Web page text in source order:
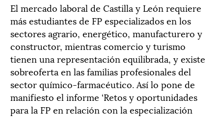
El mercado laboral de Castilla y León requiere
más estudiantes de FP especializados en los
sectores agrario, energético, manufacturero y
constructor, mientras comercio y turismo
tienen una representación equilibrada, y existe
sobreoferta en las familias profesionales del
sector químico-farmacéutico. Así lo pone de
manifiesto el informe ‘Retos y oportunidades
para la FP en relación con la especialización